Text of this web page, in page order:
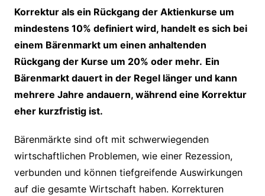
Korrektur als ein Rückgang der Aktienkurse um
mindestens 10% definiert wird, handelt es sich bei
einem Bärenmarkt um einen anhaltenden
Rückgang der Kurse um 20% oder mehr. Ein
Bärenmarkt dauert in der Regel länger und kann
mehrere Jahre andauern, während eine Korrektur
eher kurzfristig ist.
Bärenmärkte sind oft mit schwerwiegenden
wirtschaftlichen Problemen, wie einer Rezession,
verbunden und können tiefgreifende Auswirkungen
auf die gesamte Wirtschaft haben. Korrekturen